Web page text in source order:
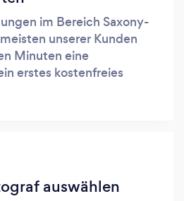
im Bereich Saxony-
unserer Kunden
Minuten eine
erstes kostenfreies
auswählen